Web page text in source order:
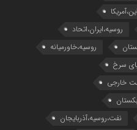
روسیه،ایران،اتحاد
روسیه،خاورمیانه
سرخ
خارجی
نفت،روسیه،آذربایجان